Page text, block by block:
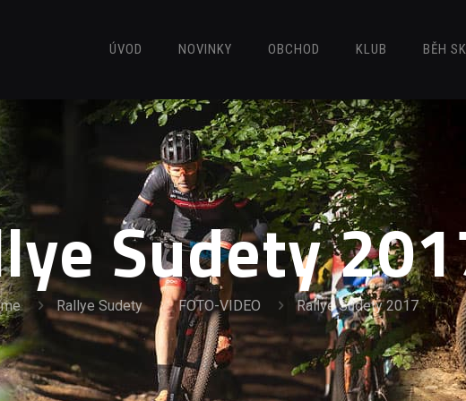
ÚVOD NOVINKY OBCHOD KLUB BĚH
Sudety
Rallye Sudety FOTO-VIDEO Rallye Sudety 2017